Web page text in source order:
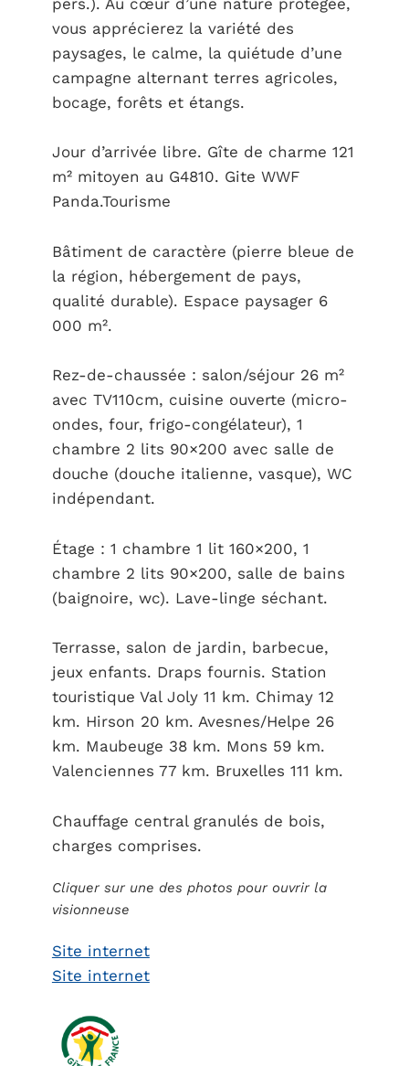
vous apprécierez la variété des
paysages, le calme, la quiétude d’une
campagne alternant terres agricoles,
bocage, forêts et étangs.
Jour d’arrivée libre. Gîte de charme 121
m² mitoyen au G4810. Gite WWF
Panda.Tourisme
Bâtiment de caractère (pierre bleue de
la région, hébergement de pays,
qualité durable). Espace paysager 6
000 m².
Rez-de-chaussée : salon/séjour 26 m²
avec TV110cm, cuisine ouverte (micro-
ondes, four, frigo-congélateur), 1
chambre 2 lits 90×200 avec salle de
douche (douche italienne, vasque), WC
indépendant.
Étage : 1 chambre 1 lit 160×200, 1
chambre 2 lits 90×200, salle de bains
(baignoire, wc). Lave-linge séchant.
Terrasse, salon de jardin, barbecue,
jeux enfants. Draps fournis. Station
touristique Val Joly 11 km. Chimay 12
km. Hirson 20 km. Avesnes/Helpe 26
km. Maubeuge 38 km. Mons 59 km.
Valenciennes 77 km. Bruxelles 111 km.
Chauffage central granulés de bois,
charges comprises.
Cliquer sur une des photos pour ouvrir la
visionneuse
Site internet
Site internet